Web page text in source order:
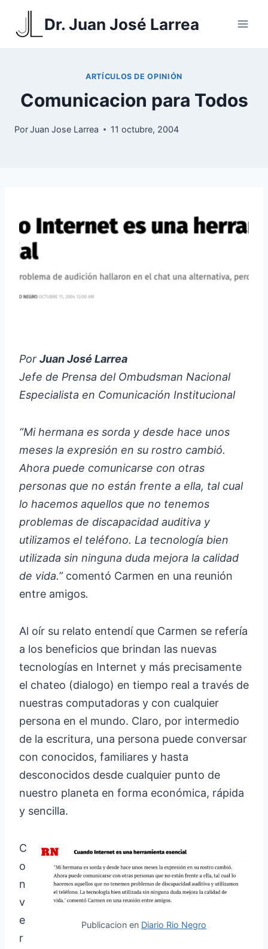
Saltar
Dr. Juan José Larrea
ARTÍCULOS DE OPINIÓN
Comunicacion para Todos
PorJuan Jose Larrea 11 octubre, 2004
Por Juan José Larrea
Jefe de Prensa del Ombudsman Nacional
Especialista en Comunicación Institucional
“Mi hermana es sorda y desde hace unos
meses la expresión en su rostro cambió.
Ahora puede comunicarse con otras
personas que no están frente a ella, tal cual
lo hacemos aquellos que no tenemos
problemas de discapacidad auditiva y
utilizamos el teléfono. La tecnología bien
utilizada sin ninguna duda mejora la calidad
de vida.” comentó Carmen en una reunión
entre amigos.
Al oír su relato entendí que Carmen se refería
a los beneficios que brindan las nuevas
tecnologías en Internet y más precisamente
el chateo (dialogo) en tiempo real a través de
nuestras computadoras y con cualquier
persona en el mundo. Claro, por intermedio
de la escritura, una persona puede conversar
con conocidos, familiares y hasta
desconocidos desde cualquier punto de
nuestro planeta en forma económica, rápida
y sencilla.
Publicacion en Diario Rio Negro
C
o
n
v
e
r